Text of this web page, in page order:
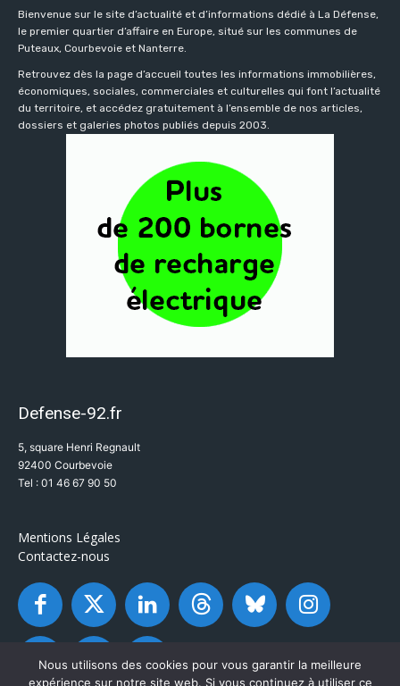
Bienvenue sur le site d’actualité et d’informations dédié à La Défense,
le premier quartier d’affaire en Europe, situé sur les communes de
Puteaux, Courbevoie et Nanterre.
Retrouvez dès la page d’accueil toutes les informations immobilières,
économiques, sociales, commerciales et culturelles qui font l’actualité
du territoire, et accédez gratuitement à l’ensemble de nos articles,
dossiers et galeries photos publiés depuis 2003.
Defense-92.fr
5, square Henri Regnault
92400 Courbevoie
Tel : 01 46 67 90 50
Mentions Légales
Contactez-nous
Nous utilisons des cookies pour vous garantir la meilleure
expérience sur notre site web. Si vous continuez à utiliser ce